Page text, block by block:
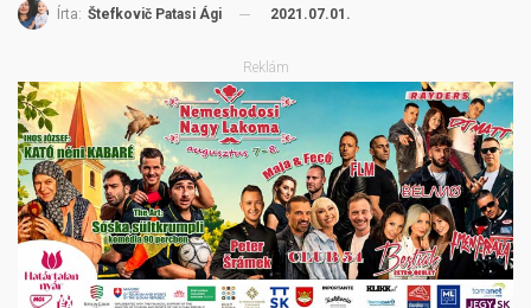
Írta: Štefkovič Patasi Ági 2021.07.01.
Reklám